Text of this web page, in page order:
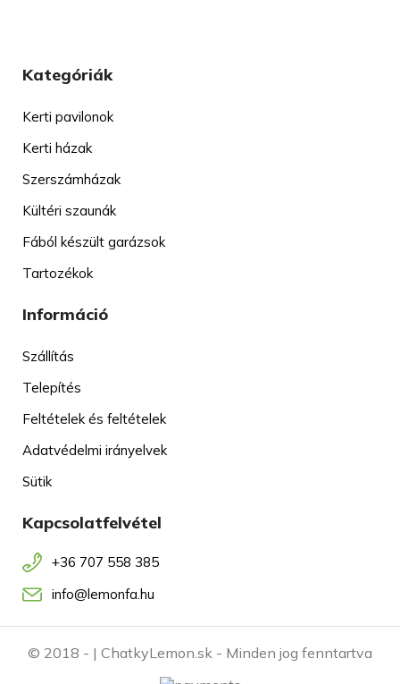
Kategóriák
Kerti pavilonok
Kerti házak
Szerszámházak
Kültéri szaunák
Fából készült garázsok
Tartozékok
Információ
Szállítás
Telepítés
Feltételek és feltételek
Adatvédelmi irányelvek
Sütik
Kapcsolatfelvétel
+36 707 558 385
info@lemonfa.hu
© 2018 - | ChatkyLemon.sk - Minden jog fenntartva